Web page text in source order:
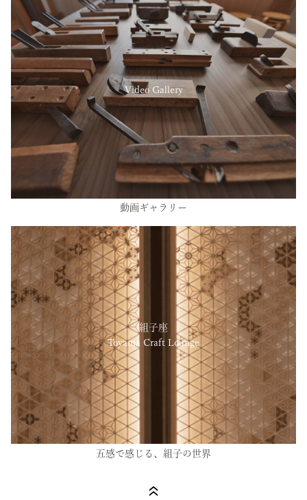
Video Gallery
動画ギャラリー
組子座
Toyama Craft Lounge
五感で感じる、組子の世界